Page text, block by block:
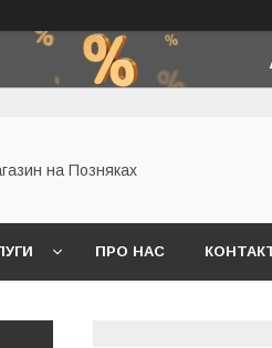
на Позняках
ПРО НАС